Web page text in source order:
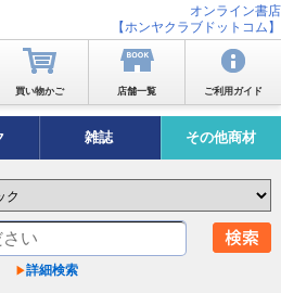
オンライン書店
【ホンヤクラブドットコム】
買い物かご 店舗一覧 ご利用ガイド
雑誌 その他商材
詳細検索